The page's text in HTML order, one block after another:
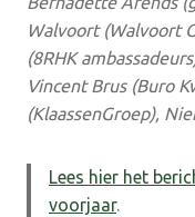
Walvoort (Walvoort
(8RHK
Vincent Brus (Buro
(KlaassenGroep),
Lees hier het
voorjaar.